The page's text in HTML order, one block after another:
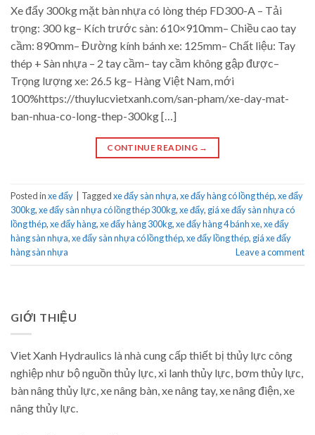
Xe đẩy 300kg mặt bàn nhựa có lòng thép FD300-A – Tải
trọng: 300 kg– Kích trước sàn: 610×910mm– Chiều cao tay
cầm: 890mm– Đường kính bánh xe: 125mm– Chất liệu: Tay
thép + Sàn nhựa – 2 tay cầm– tay cầm không gập được–
Trọng lượng xe: 26.5 kg– Hàng Việt Nam, mới
100%https://thuylucvietxanh.com/san-pham/xe-day-mat-
ban-nhua-co-long-thep-300kg […]
CONTINUE READING →
Posted inxe đẩy Taggedxe đẩy sàn nhựa,xe đẩy hàng có lồng thép,xe đẩy
300kg,xe đẩy sàn nhựa có lồng thép 300kg,xe đẩy, giá xe đẩy sàn nhựa có
lồng thép,xe đẩy hàng,xe đẩy hàng 300kg,xe đẩy hàng 4 bánh xe,xe đẩy
hàng sàn nhựa,xe đẩy sàn nhựa có lồng thép,xe đẩy lồng thép, giá xe đẩy
hàng sàn nhựa
Leave a comment
GIỚI THIỆU
Viet Xanh Hydraulics là nhà cung cấp thiết bị thủy lực công
nghiệp như bộ nguồn thủy lực, xi lanh thủy lực, bơm thủy lực,
bàn nâng thủy lực, xe nâng bàn, xe nâng tay, xe nâng điện, xe
nâng thủy lực.